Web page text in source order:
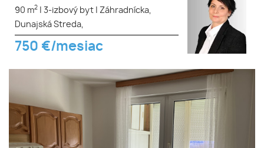
90 m2 3-izbový byt
Záhradnícka,
Dunajská Streda,
750 €/mesiac